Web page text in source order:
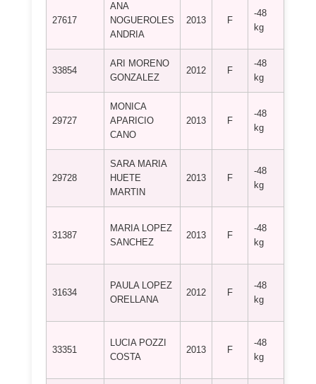
27617
ANA
NOGUEROLES
ANDRIA
2013 F
-48
kg
33854
ARI MORENO
GONZALEZ
2012 F
-48
kg
29727
MONICA
APARICIO
CANO
2013 F
-48
kg
29728
SARA MARIA
HUETE
MARTIN
2013 F
-48
kg
31387
MARIA LOPEZ
SANCHEZ
2013 F
-48
kg
31634
PAULA LOPEZ
ORELLANA
2012 F
-48
kg
33351
LUCIA POZZI
COSTA
2013 F
-48
kg